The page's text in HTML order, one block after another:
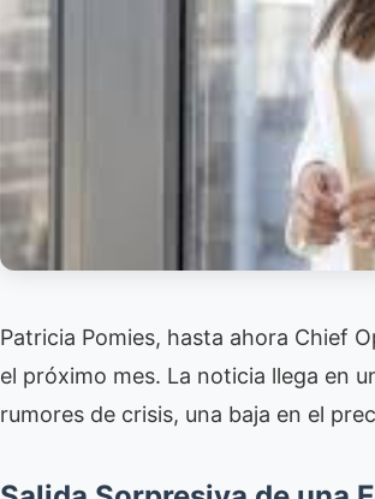
Patricia Pomies, hasta ahora Chief
el próximo mes. La noticia llega en
rumores de crisis, una baja en el